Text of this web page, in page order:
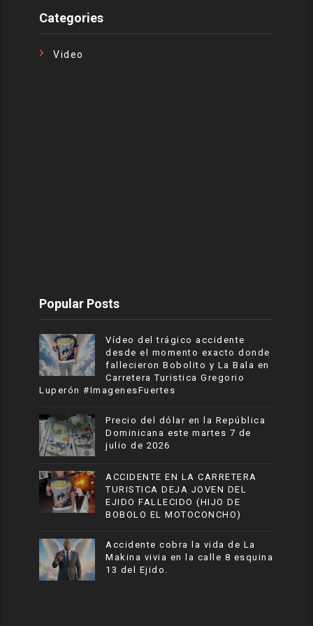
Categories
Video
Popular Posts
Vídeo del trágico accidente
desde el momento exacto donde
fallecieron Bobolito y La Bala en
Carretera Turistica Gregorio
Luperón #ImagenesFuertes
Precio del dólar en la República
Dominicana este martes 7 de
julio de 2026
ACCIDENTE EN LA CARRETERA
TURISTICA DEJA JOVEN DEL
EJIDO FALLECIDO (HIJO DE
BOBOLO EL MOTOCONCHO)
Accidente cobra la vida de La
Makina vivia en la calle 8 esquina
13 del Ejido.